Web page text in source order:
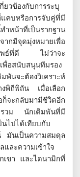
ยวข้องกับการระบุ
คบหรือการจับคู่ที่มี
หน้าที่เป็นรากฐาน
ากมีจุดมุ่งหมายเพื่อ
ลลัพธ์ที่ดี ไม่ว่าจะ
พื่อสนับสนุนทีมรอง
นจะต้องวิเคราะห์
งพิถีพิถัน เมื่อเลือก
จะกลับมามีชีวิตอีก
รวม นักเดิมพันที่มี
นไปได้เทียบกับ
มันเป็นความสมดุล
ละความเข้าใจ
เขา และไดนามิกที่